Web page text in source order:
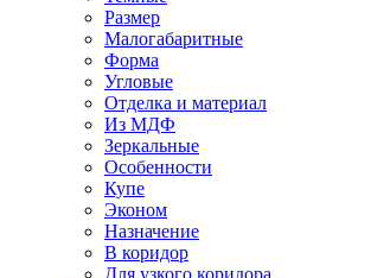
Размер
Малогабаритные
Форма
Угловые
Отделка и материал
Из МДФ
Зеркальные
Особенности
Купе
Эконом
Назначение
В коридор
Для узкого коридора